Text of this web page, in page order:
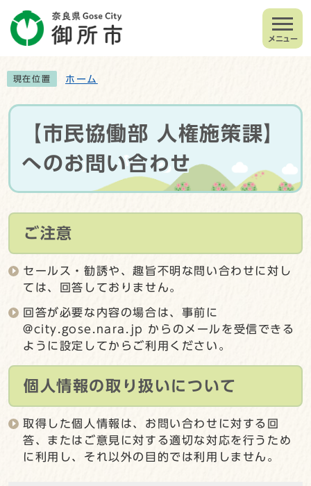
メニュー
現在位置 ホーム
【市民協働部 人権施策課】
へのお問い合わせ
ご注意
セールス・勧誘や、趣旨不明な問い合わせに対し
ては、回答しておりません。
回答が必要な内容の場合は、事前に
@city.gose.nara.jp からのメールを受信できる
ように設定してからご利用ください。
個人情報の取り扱いについて
取得した個人情報は、お問い合わせに対する回
答、またはご意見に対する適切な対応を行うため
に利用し、それ以外の目的では利用しません。